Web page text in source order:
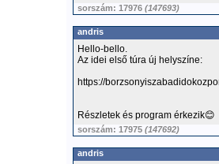
sorszám: 17976 (147693)
andris
Hello-bello.
Az idei első túra új helyszíne:
https://
Részletek és program érkezik😊
sorszám: 17975 (147692)
andris